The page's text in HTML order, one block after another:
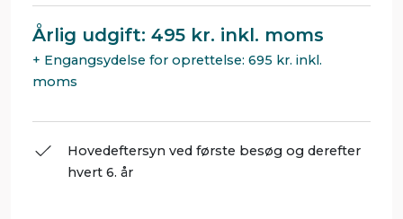
Årlig udgift: 495 kr. inkl. moms
+ Engangsydelse for oprettelse: 695 kr. inkl.
moms
Hovedeftersyn ved første besøg og derefter
hvert 6. år